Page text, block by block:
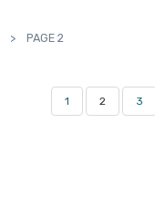
> PAGE 2
1 2 3